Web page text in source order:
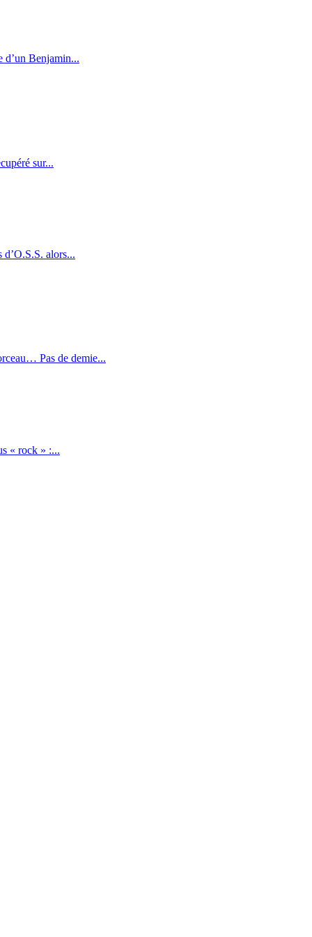
d’un Benjamin...
sur...
alors...
Pas de demie...
« rock » :...